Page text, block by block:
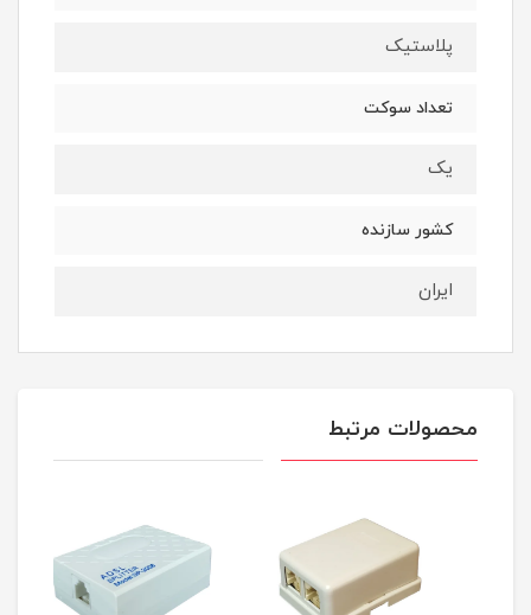
پلاستیک
تعداد سوکت
یک
کشور سازنده
ایران
محصولات مرتبط